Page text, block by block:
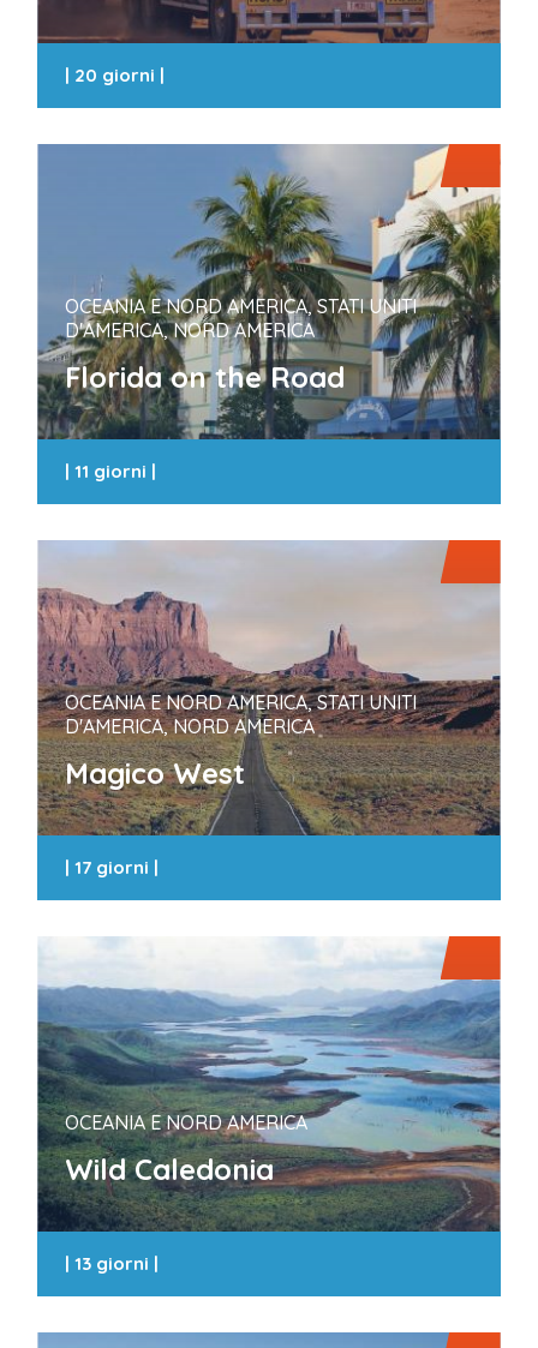
| 20 giorni |
OCEANIA E NORD AMERICA, STATI UNITI
D'AMERICA, NORD AMERICA
Florida on the Road
|11 giorni |
OCEANIA E NORD AMERICA, STATI UNITI
D'AMERICA, NORD AMERICA
Magico West
|17 giorni |
OCEANIA E NORD AMERICA
Wild Caledonia
|13 giorni |